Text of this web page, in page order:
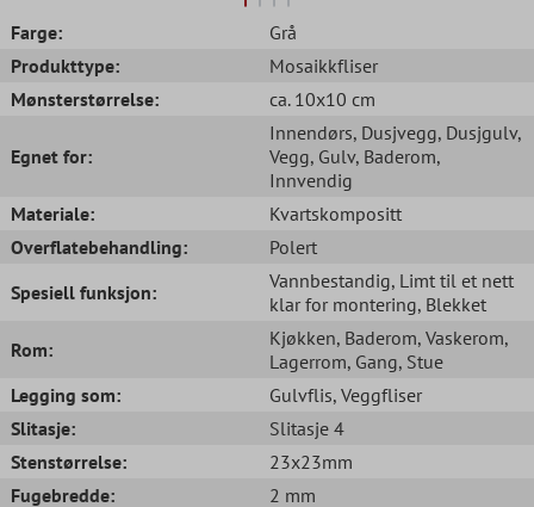
Farge:
Grå
Produkttype:
Mosaikkfliser
Mønsterstørrelse:
ca. 10x10 cm
Egnet for:
Innendørs, Dusjvegg, Dusjgulv,
Vegg, Gulv, Baderom,
Innvendig
Materiale:
Kvartskompositt
Overflatebehandling:
Polert
Spesiell funksjon:
Vannbestandig, Limt til et nett
klar for montering, Blekket
Rom:
Kjøkken, Baderom, Vaskerom,
Lagerrom, Gang, Stue
Legging som:
Gulvflis, Veggfliser
Slitasje:
Slitasje 4
Stenstørrelse:
23x23mm
Fugebredde:
2 mm